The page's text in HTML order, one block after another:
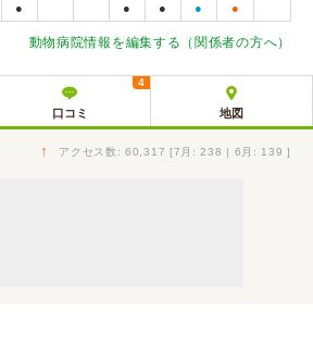
● ● ● ● ●
動物病院情報を編集する（関係者の方へ）
口コミ
4
地図
↑ アクセス数: 60,317 [7月: 238 | 6月: 139 ]